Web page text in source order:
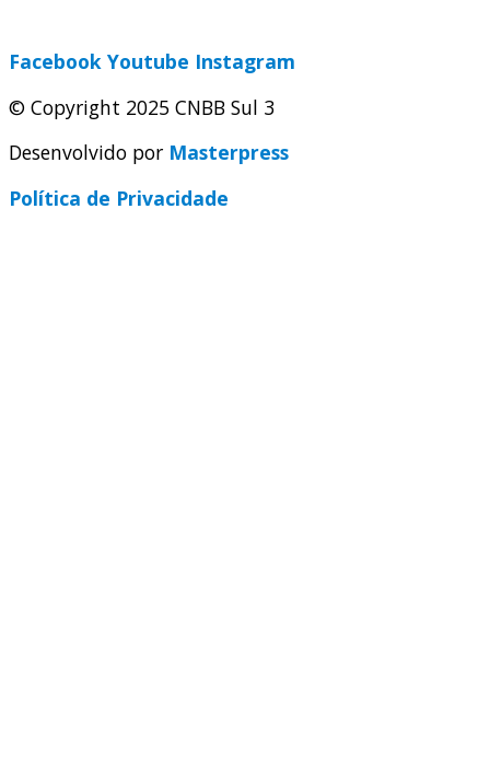
Facebook Youtube Instagram
© Copyright 2025 CNBB Sul 3
Desenvolvido por Masterpress
Política de Privacidade